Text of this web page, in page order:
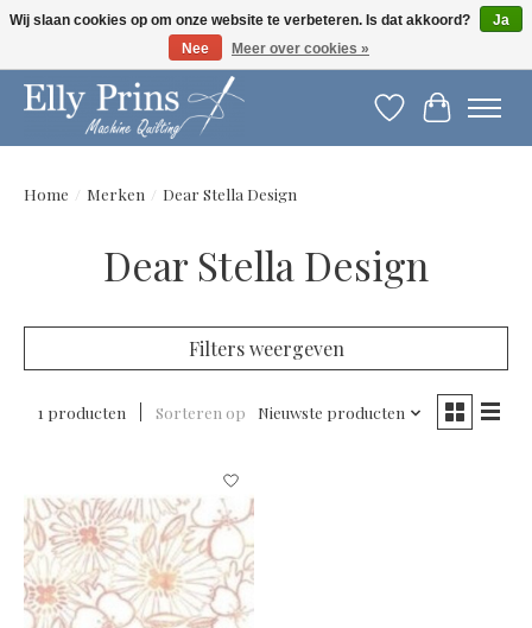
Let op: gewijzigde openingstijden!
Verlanglijst
Home / Merken / Dear Stella Design
Dear Stella Design
Filters weergeven
1 producten Sorteren op Nieuwste producten
Wij slaan cookies op om onze website te verbeteren. Is dat akkoord?
Ja
Nee
Meer over cookies »